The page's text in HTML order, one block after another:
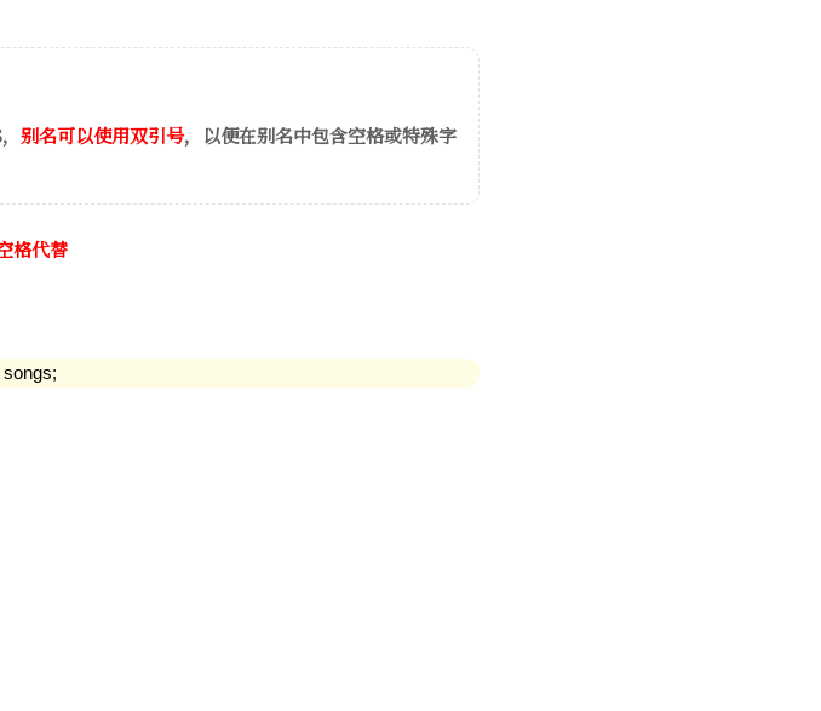
别名可以使用双引号，以便在别名中包含空格或特殊字
格代替